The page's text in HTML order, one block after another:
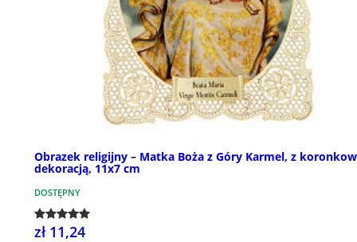
Obrazek religijny – Matka Boża z Góry Karmel, z
dekoracją, 11x7 cm
DOSTĘPNY
zł 11,24